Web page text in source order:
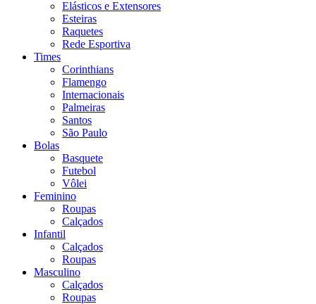
Elásticos e Extensores
Esteiras
Raquetes
Rede Esportiva
Times
Corinthians
Flamengo
Internacionais
Palmeiras
Santos
São Paulo
Bolas
Basquete
Futebol
Vôlei
Feminino
Roupas
Calçados
Infantil
Calçados
Roupas
Masculino
Calçados
Roupas